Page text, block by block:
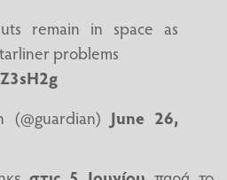
remain in space as
problems
June 26,